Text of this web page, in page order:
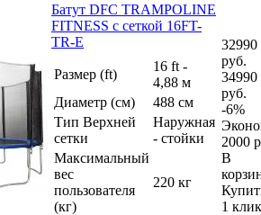
Батут DFC TRAMPOLINE
FITNESS с сеткой 16FT-
TR-E
Размер (ft)
16 ft -
4,88 м
Диаметр (см)
488 см
Тип Верхней
сетки
Наружная
- стойки
Максимальный
вес
пользователя
(кг)
220 кг
32990
руб.
34990
руб.
-6%
2000
В
1 клик